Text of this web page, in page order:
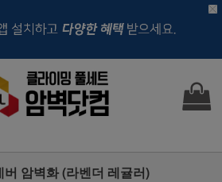
버 암벽화 (라벤더 레귤러)